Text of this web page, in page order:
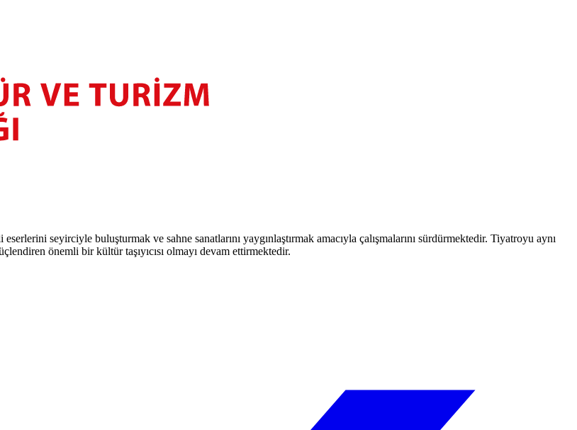
seyirciyle buluşturmak ve sahne sanatlarını yaygınlaştırmak amacıyla çalışmalarını sürdürmektedir. Tiyatroyu aynı
önemli bir kültür taşıyıcısı olmayı devam ettirmektedir.